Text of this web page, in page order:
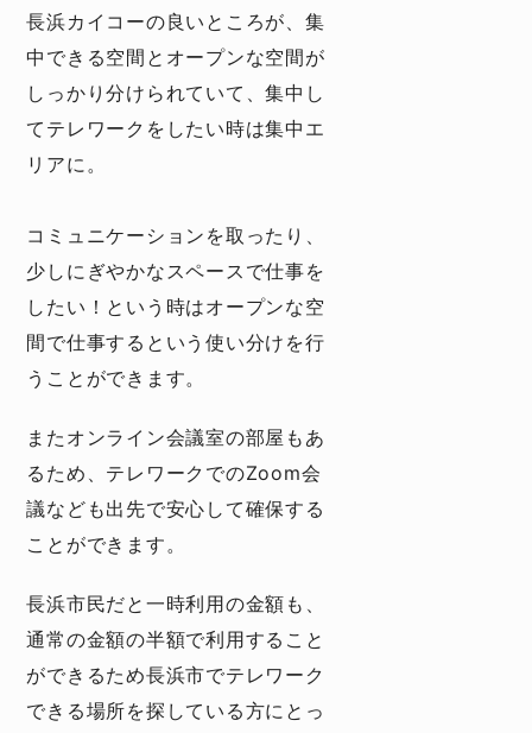
長浜カイコーの良いところが、集
中できる空間とオープンな空間が
しっかり分けられていて、集中し
てテレワークをしたい時は集中エ
リアに。
コミュニケーションを取ったり、
少しにぎやかなスペースで仕事を
したい！という時はオープンな空
間で仕事するという使い分けを行
うことができます。
またオンライン会議室の部屋もあ
るため、テレワークでのZoom会
議なども出先で安心して確保する
ことができます。
長浜市民だと一時利用の金額も、
通常の金額の半額で利用すること
ができるため長浜市でテレワーク
できる場所を探している方にとっ